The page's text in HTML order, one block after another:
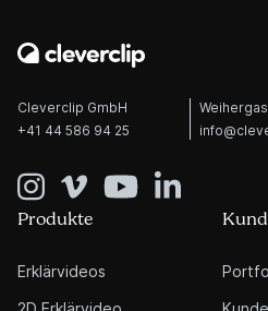
Cleverclip GmbH
+41 44 586 94 25
Produkte
Erklärvideos